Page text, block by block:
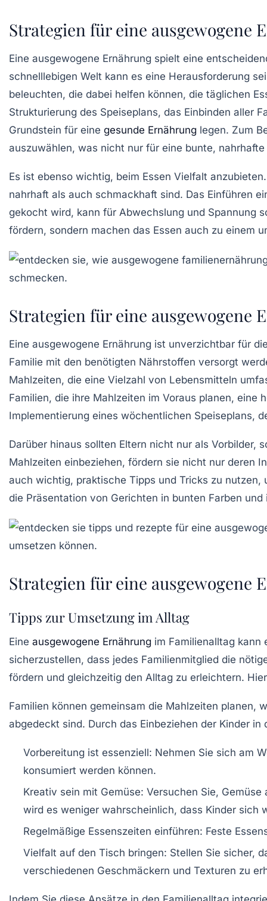
Strategien für eine ausgewogene
Eine ausgewogene Ernährung spielt eine
schnelllebigen Welt kann es eine Herausforderung
beleuchten, die dabei helfen können, die täglichen
Strukturierung des Speiseplans, das Einbinden aller
Grundstein für eine gesunde Ernährung legen. Zum
auszuwählen, was nicht nur für eine bunte,
Es ist ebenso wichtig, beim Essen Vielfalt
nahrhaft als auch schmackhaft sind. Das Einführen
gekocht wird, kann für Abwechslung und Spannung
fördern, sondern machen das Essen auch zu einem
Strategien für eine ausgewogene
Eine ausgewogene Ernährung ist unverzichtbar für
Familie mit den benötigten Nährstoffen versorgt
Mahlzeiten, die eine Vielzahl von Lebensmitteln
Familien, die ihre Mahlzeiten im Voraus planen, eine
Implementierung eines wöchentlichen Speiseplans,
Darüber hinaus sollten Eltern nicht nur als Vorbilder,
Mahlzeiten einbeziehen, fördern sie nicht nur deren
auch wichtig, praktische Tipps und Tricks zu
die Präsentation von Gerichten in bunten Farben
Strategien für eine ausgewogene
Tipps zur Umsetzung im Alltag
Eine ausgewogene Ernährung im Familienalltag
sicherzustellen, dass jedes Familienmitglied die
fördern und gleichzeitig den Alltag zu erleichtern.
Familien können gemeinsam die Mahlzeiten planen,
abgedeckt sind. Durch das Einbeziehen der Kinder
Vorbereitung ist essenziell: Nehmen Sie sich am
konsumiert werden können.
Kreativ sein mit Gemüse: Versuchen Sie,
wird es weniger wahrscheinlich, dass Kinder sich
Regelmäßige Essenszeiten einführen: Feste
Vielfalt auf den Tisch bringen: Stellen Sie sicher,
verschiedenen Geschmäckern und Texturen zu